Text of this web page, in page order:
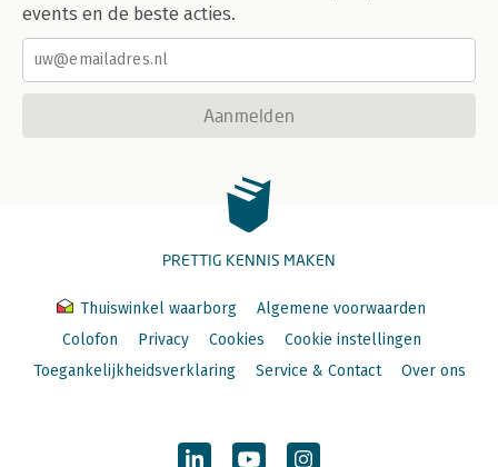
events en de beste acties.
Aanmelden
PRETTIG KENNIS MAKEN
Thuiswinkel waarborg
Algemene voorwaarden
Colofon
Privacy Cookies
Cookie instellingen
Toegankelijkheidsverklaring
Service & Contact Over ons